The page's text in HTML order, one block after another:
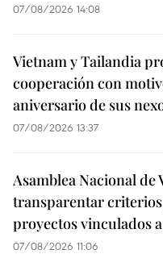
07/08/2026 14:08
Vietnam y Tailandia
cooperación con
aniversario de sus
07/08/2026 13:37
Asamblea Nacional de
transparentar
proyectos vinculados a
07/08/2026 11:06